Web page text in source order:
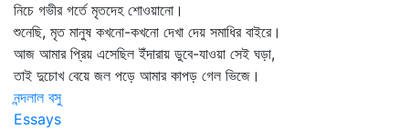
নিচে গভীর গর্তে মৃতদেহ শোওয়ানো।
শুনেছি, মৃত মানুষ কখনো-কখনো দেখা দেয় সমাধির বাইরে।
আজ আমার প্রিয় এসেছিল ইঁদারায় ডুবে-যাওয়া সেই ঘড়া,
তাই দুচোখ বেয়ে জল পড়ে আমার কাপড় গেল ভিজে।
নন্দলাল বসু
Essays